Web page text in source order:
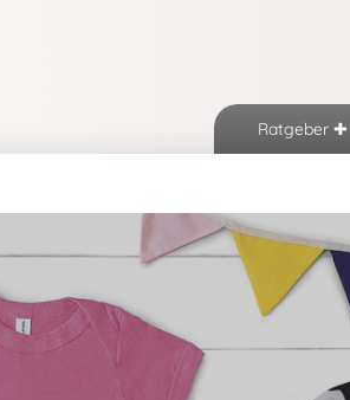
Ratgeber